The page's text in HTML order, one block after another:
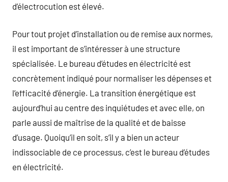
d’électrocution est élevé.
Pour tout projet d’installation ou de remise aux normes,
il est important de s’intéresser à une structure
spécialisée. Le bureau d’études en électricité est
concrètement indiqué pour normaliser les dépenses et
l’efficacité d’énergie. La transition énergétique est
aujourd’hui au centre des inquiétudes et avec elle, on
parle aussi de maîtrise de la qualité et de baisse
d’usage. Quoiqu’il en soit, s’il y a bien un acteur
indissociable de ce processus, c’est le bureau d’études
en électricité.